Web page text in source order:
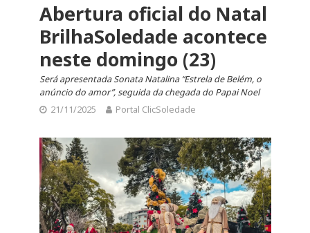
Abertura oficial do Natal
BrilhaSoledade acontece
neste domingo (23)
Será apresentada Sonata Natalina “Estrela de Belém, o
anúncio do amor”, seguida da chegada do Papai Noel
21/11/2025
Portal ClicSoledade